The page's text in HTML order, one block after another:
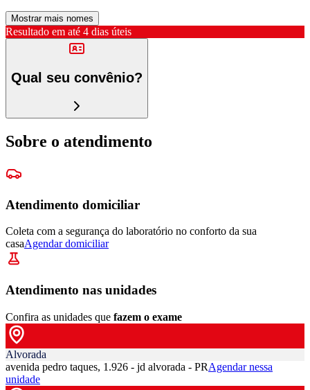
Mostrar mais nomes
Resultado em até 4 dias úteis
Qual seu convênio?
Sobre o atendimento
Atendimento domiciliar
Coleta com a segurança do laboratório no conforto da sua
casaAgendar domiciliar
Atendimento nas unidades
Confira as unidades que fazem o exame
Alvorada
avenida pedro taques, 1.926 - jd alvorada - PRAgendar nessa
unidade